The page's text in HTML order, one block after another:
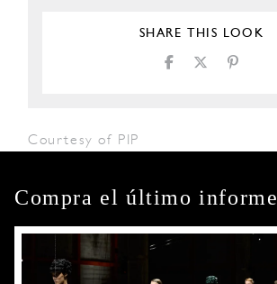
SHARE THIS LOOK
Courtesy of PIP
Compra el último informe